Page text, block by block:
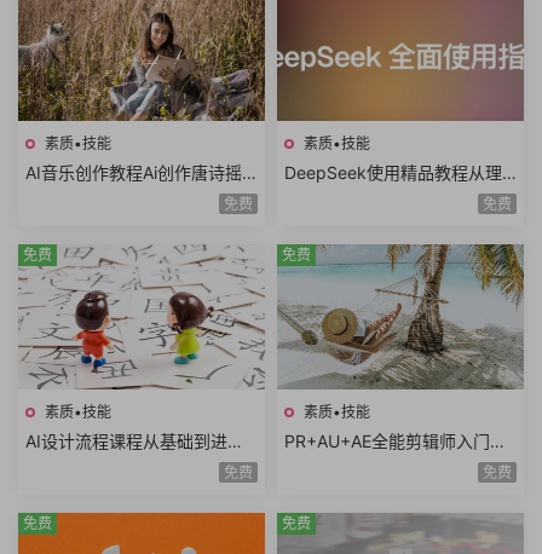
素质•技能
AI音乐创作教程Ai创作唐诗摇
滚AI复活老照片AI制作MV情歌
免费
素质•技能
DeepSeek使用精品教程从理
论到实践模型训练DeepSeek
免费
素质•技能
AI设计流程课程从基础到进阶A
I工具使用自动化流程AI出图案
免费
免费
素质•技能
PR+AU+AE全能剪辑师入门课
程视频剪辑音频处理特效制作
免费
免费
免费 免费